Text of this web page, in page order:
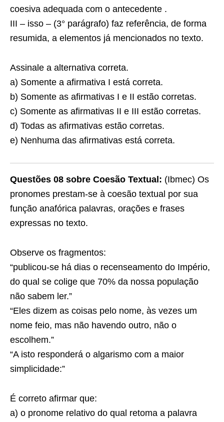
coesiva adequada com o antecedente .
III – isso – (3° parágrafo) faz referência, de forma
resumida, a elementos já mencionados no texto.
Assinale a alternativa correta.
a) Somente a afirmativa I está correta.
b) Somente as afirmativas I e II estão corretas.
c) Somente as afirmativas II e III estão corretas.
d) Todas as afirmativas estão corretas.
e) Nenhuma das afirmativas está correta.
Questões 08 sobre Coesão Textual: (Ibmec) Os
pronomes prestam-se à coesão textual por sua
função anafórica palavras, orações e frases
expressas no texto.
Observe os fragmentos:
“publicou-se há dias o recenseamento do Império,
do qual se colige que 70% da nossa população
não sabem ler.”
“Eles dizem as coisas pelo nome, às vezes um
nome feio, mas não havendo outro, não o
escolhem.”
“A isto responderá o algarismo com a maior
simplicidade:”
É correto afirmar que:
a) o pronome relativo do qual retoma a palavra